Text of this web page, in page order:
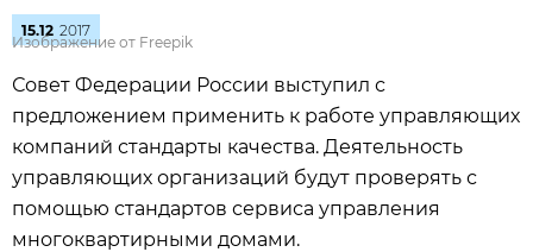
15.12 2017
Изображение от Freepik
Совет Федерации России выступил с
предложением применить к работе управляющих
компаний стандарты качества. Деятельность
управляющих организаций будут проверять с
помощью стандартов сервиса управления
многоквартирными домами.